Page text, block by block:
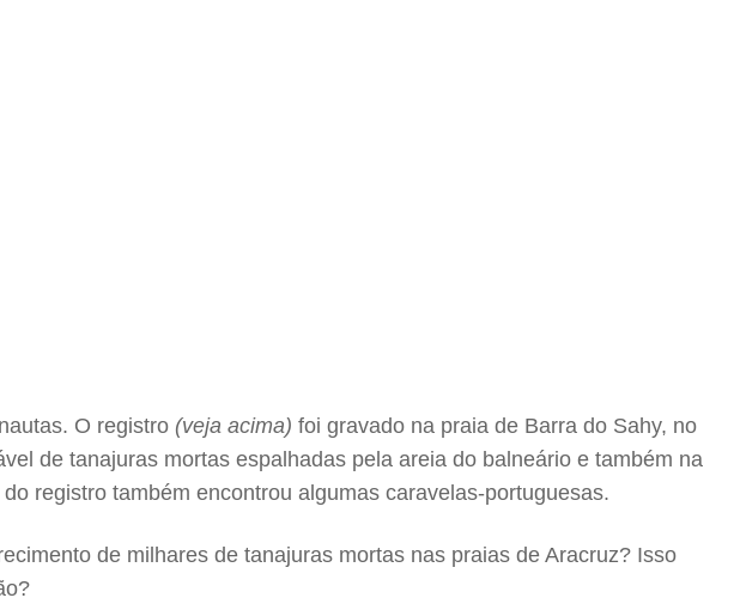
O registro (veja acima) foi gravado na praia de Barra do Sahy, no
de tanajuras mortas espalhadas pela areia do balneário e também na
registro também encontrou algumas caravelas-portuguesas.
de milhares de tanajuras mortas nas praias de Aracruz? Isso